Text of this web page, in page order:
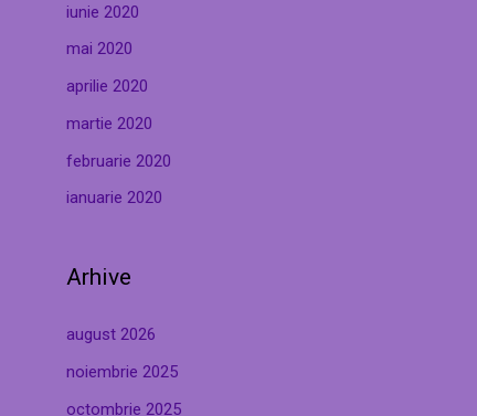
iunie 2020
mai 2020
aprilie 2020
martie 2020
februarie 2020
ianuarie 2020
Arhive
august 2026
noiembrie 2025
octombrie 2025